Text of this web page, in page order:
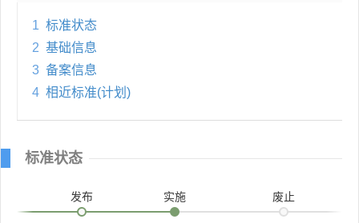
1 标准状态
2 基础信息
3 备案信息
4 相近标准(计划)
标准状态
发布 实施 废止